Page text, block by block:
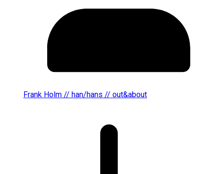
Frank Holm // han/hans // out&about